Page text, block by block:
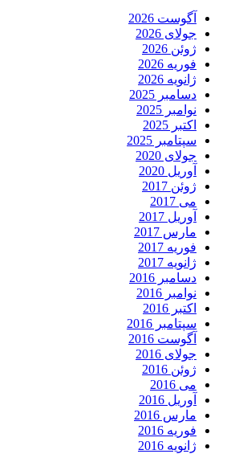
آگوست 2026
جولای 2026
ژوئن 2026
فوریه 2026
ژانویه 2026
دسامبر 2025
نوامبر 2025
اکتبر 2025
سپتامبر 2025
جولای 2020
آوریل 2020
ژوئن 2017
می 2017
آوریل 2017
مارس 2017
فوریه 2017
ژانویه 2017
دسامبر 2016
نوامبر 2016
اکتبر 2016
سپتامبر 2016
آگوست 2016
جولای 2016
ژوئن 2016
می 2016
آوریل 2016
مارس 2016
فوریه 2016
ژانویه 2016